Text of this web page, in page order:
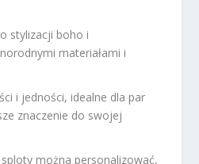
stylizacji boho i
materiałami i
i jedności, idealne dla par
znaczenie do swojej
można personalizować,